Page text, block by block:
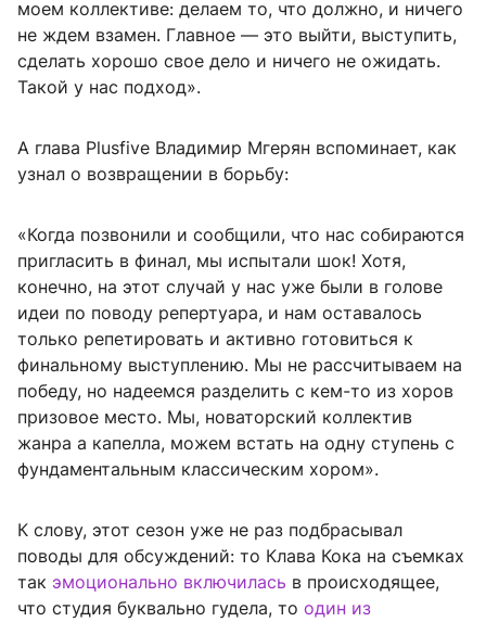
моем коллективе: делаем то, что должно, и ничего
не ждем взамен. Главное — это выйти, выступить,
сделать хорошо свое дело и ничего не ожидать.
Такой у нас подход».
А глава Plusfive Владимир Мгерян вспоминает, как
узнал о возвращении в борьбу:
«Когда позвонили и сообщили, что нас собираются
пригласить в финал, мы испытали шок! Хотя,
конечно, на этот случай у нас уже были в голове
идеи по поводу репертуара, и нам оставалось
только репетировать и активно готовиться к
финальному выступлению. Мы не рассчитываем на
победу, но надеемся разделить с кем-то из хоров
призовое место. Мы, новаторский коллектив
жанра а капелла, можем встать на одну ступень с
фундаментальным классическим хором».
К слову, этот сезон уже не раз подбрасывал
поводы для обсуждений: то Клава Кока на съемках
так эмоционально включилась в происходящее,
что студия буквально гудела, то один из